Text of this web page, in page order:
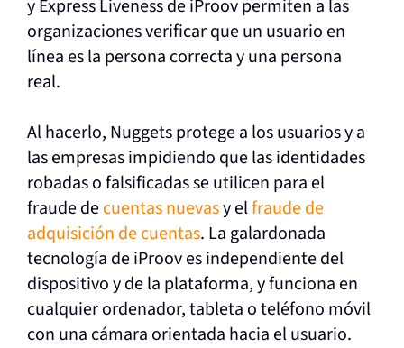
y Express Liveness de iProov permiten a las
organizaciones verificar que un usuario en
línea es la persona correcta y una persona
real.
Al hacerlo, Nuggets protege a los usuarios y a
las empresas impidiendo que las identidades
robadas o falsificadas se utilicen para el
fraude decuentas nuevasy elfraude de
adquisición de cuentas. La galardonada
tecnología de iProov es independiente del
dispositivo y de la plataforma, y funciona en
cualquier ordenador, tableta o teléfono móvil
con una cámara orientada hacia el usuario.